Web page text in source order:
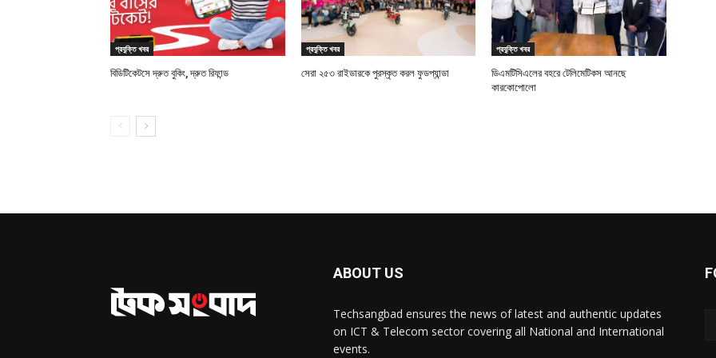
প্রযুক্তি খবর
বিডিটিকেটসে দ্রুত বুকিং, দ্রুত রিফান্ড
প্রযুক্তি খবর
সেরা ২৫৩ রাইডারকে পুরস্কৃত করল ফুডপ্যান্ডা
প্রযুক্তি খবর
ডিএমটিসিএলের বহরে টেলিমেটিকস আনছে
কারকোপোলো
ABOUT US
Techsangbad ensures the news of latest and authentic updates
on ICT & Telecom sector covering all National and International
events.